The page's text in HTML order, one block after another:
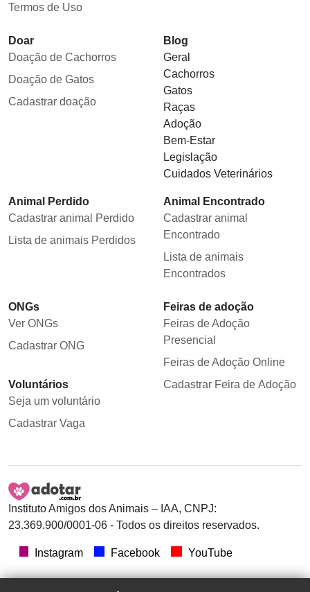
Termos de Uso
Doar
Doação de Cachorros
Doação de Gatos
Cadastrar doação
Blog
Geral
Cachorros
Gatos
Raças
Adoção
Bem-Estar
Legislação
Cuidados Veterinários
Animal Perdido
Cadastrar animal Perdido
Lista de animais Perdidos
Animal Encontrado
Cadastrar animal
Encontrado
Lista de animais
Encontrados
ONGs
Ver ONGs
Cadastrar ONG
Voluntários
Seja um voluntário
Cadastrar Vaga
Feiras de adoção
Feiras de Adoção
Presencial
Feiras de Adoção Online
Cadastrar Feira de Adoção
Instituto Amigos dos Animais – IAA, CNPJ:
23.369.900/0001-06 - Todos os direitos reservados.
Instagram Facebook YouTube